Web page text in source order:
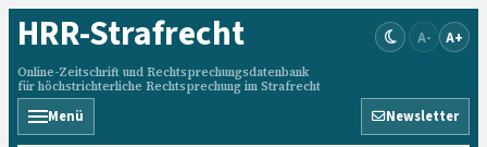
HRR-Strafrecht
Online-Zeitschrift und Rechtsprechungsdatenbank
für höchstrichterliche Rechtsprechung im Strafrecht
A- A+
Menü Newsletter